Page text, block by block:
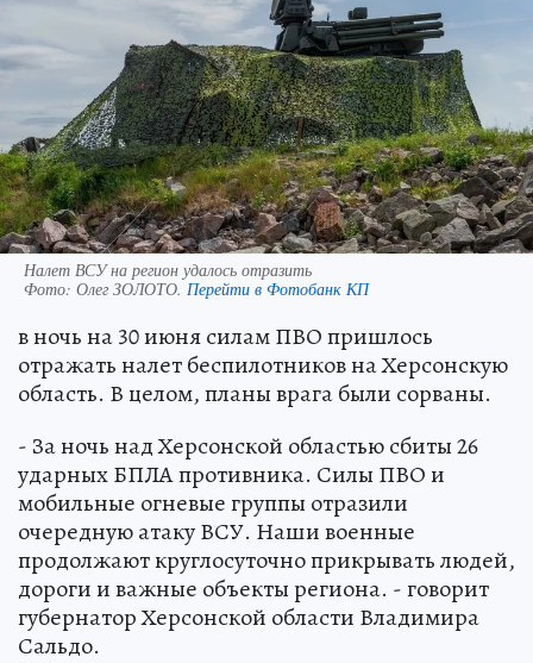
Налет ВСУ на регион удалось отразить
Фото: Олег ЗОЛОТО. Перейти в Фотобанк КП
в ночь на 30 июня силам ПВО пришлось
отражать налет беспилотников на Херсонскую
область. В целом, планы врага были сорваны.
- За ночь над Херсонской областью сбиты 26
ударных БПЛА противника. Силы ПВО и
мобильные огневые группы отразили
очередную атаку ВСУ. Наши военные
продолжают круглосуточно прикрывать людей,
дороги и важные объекты региона. - говорит
губернатор Херсонской области Владимира
Сальдо.